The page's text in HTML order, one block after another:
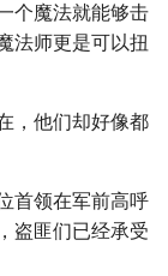
个魔法就能够击
法师更是可以扭
，他们却好像都
首领在军前高呼
盗匪们已经承受